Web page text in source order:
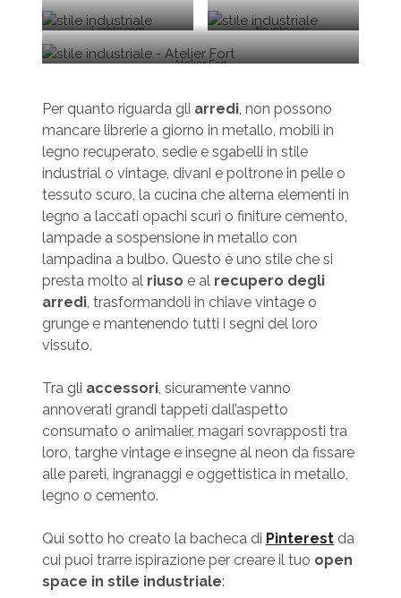
Lights.com tlc interiors
Atelier Fort
Per quanto riguarda gli arredi, non possono
mancare librerie a giorno in metallo, mobili in
legno recuperato, sedie e sgabelli in stile
industrial o vintage, divani e poltrone in pelle o
tessuto scuro, la cucina che alterna elementi in
legno a laccati opachi scuri o finiture cemento,
lampade a sospensione in metallo con
lampadina a bulbo. Questo è uno stile che si
presta molto al riuso e al recupero degli
arredi, trasformandoli in chiave vintage o
grunge e mantenendo tutti i segni del loro
vissuto.
Tra gli accessori, sicuramente vanno
annoverati grandi tappeti dall’aspetto
consumato o animalier, magari sovrapposti tra
loro, targhe vintage e insegne al neon da fissare
alle pareti, ingranaggi e oggettistica in metallo,
legno o cemento.
Qui sotto ho creato la bacheca di Pinterestda
cui puoi trarre ispirazione per creare il tuo open
space in stile industriale: